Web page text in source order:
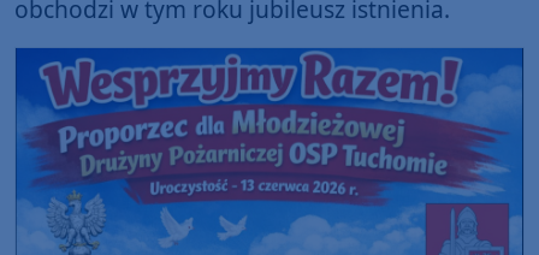
obchodzi w tym roku jubileusz istnienia.